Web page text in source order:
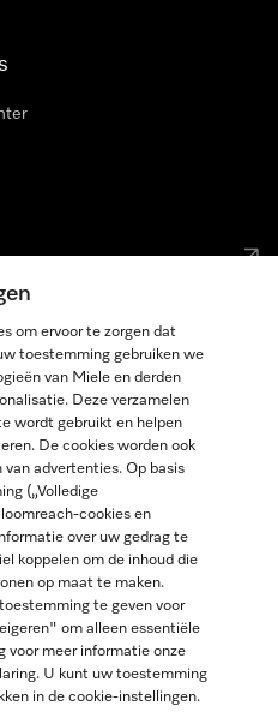
om ervoor te zorgen dat
toestemming gebruiken we
van Miele en derden
Deze verzamelen
wordt gebruikt en helpen
De cookies worden ook
van advertenties. Op basis
(„Volledige
cookies en
over uw gedrag te
koppelen om de inhoud die
op maat te maken.
te geven voor
om alleen essentiële
voor meer informatie onze
U kunt uw toestemming
in de cookie-instellingen.